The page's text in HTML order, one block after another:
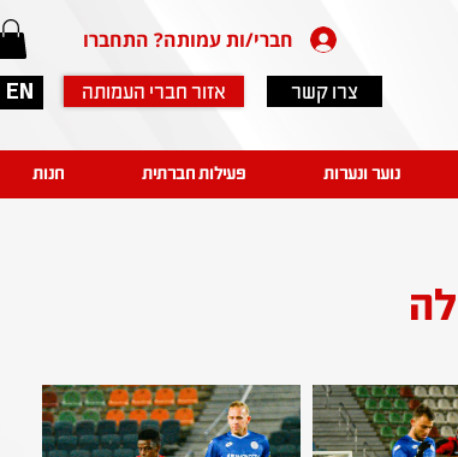
EN
חברי/ות עמותה? התחברו
אזור חברי העמותה צרו קשר
נוער ונערות פעילות חברתית חנות